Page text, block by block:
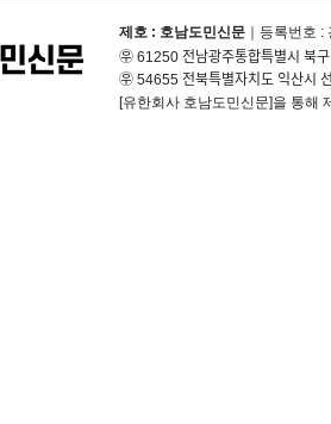
제호 : 호남도민신문 ｜등록번호
㉾ 61250 전남광주통합특별시 북
㉾ 54655 전북특별자치도 익산시
[유한회사 호남도민신문]을 통해